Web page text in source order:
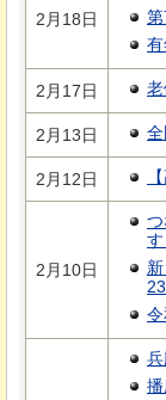
2月18日
2月17日
2月13日
2月12日
2月10日
す